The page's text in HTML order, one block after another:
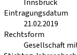
Innsbruck
Eintragungsdatum
21.02.2019
Rechtsform
Gesellschaft